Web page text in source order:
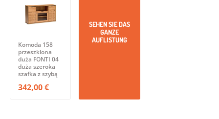
Komoda 158
przeszklona
duża FONTI 04
duża szeroka
szafka z szybą
342,00 €
SEHEN SIE DAS
GANZE
AUFLISTUNG